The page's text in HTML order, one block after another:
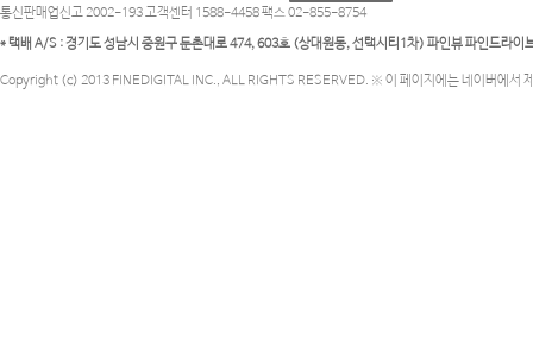
통신판매업신고 2002-193 고객센터 1588-4458 팩스 02-855-8754
* 택배 A/S : 경기도 성남시 중원구 둔촌대로 474, 603호 (상대원동, 선택시티1차) 파인뷰 파인드라이
Copyright (c) 2013 FINEDIGITAL INC., ALL RIGHTS RESERVED. ※ 이 페이지에는 네이버에서